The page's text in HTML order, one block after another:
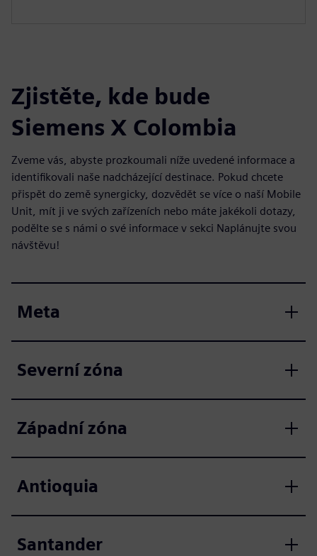
Zjistěte, kde bude
Siemens X Colombia
Zveme vás, abyste prozkoumali níže uvedené informace a
identifikovali naše nadcházející destinace. Pokud chcete
přispět do země synergicky, dozvědět se více o naší Mobile
Unit, mít ji ve svých zařízeních nebo máte jakékoli dotazy,
podělte se s námi o své informace v sekci Naplánujte svou
návštěvu!
Meta
Severní zóna
Západní zóna
Antioquia
Santander